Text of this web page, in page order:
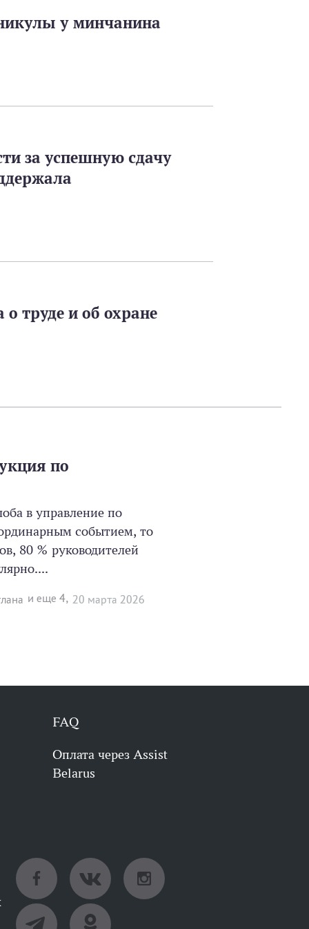
у минчанина
за успешную сдачу
труде и об охране
по
в управление по
событием, то
80 % руководителей
и еще 4, 20 мартa 2026
FAQ
Оплата через Assist
Belarus